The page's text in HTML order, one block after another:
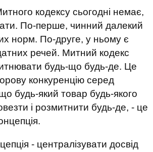
кодексу сьогодні немає,
По-перше, чинний далекий
норм. По-друге, у ньому є
речей. Митний кодекс
будь-що будь-де. Це
конкуренцію серед
будь-який товар будь-якого
і розмитнити будь-де, - це
- централізувати досвід